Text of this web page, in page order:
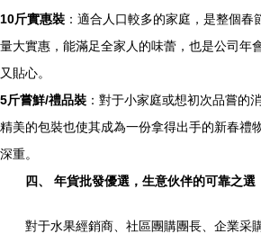
10斤實惠裝 ：適合人口較多的家庭，是整個春
量大實惠，能滿足全家人的味蕾，也是公司年
又貼心。
5斤嘗鮮/禮品裝 ：對于小家庭或想初次品嘗的
精美的包裝也使其成為一份拿得出手的新春禮
深重。
四、 年貨批發優選，生意伙伴的可靠之選
對于水果經銷商、社區團購團長、企業采